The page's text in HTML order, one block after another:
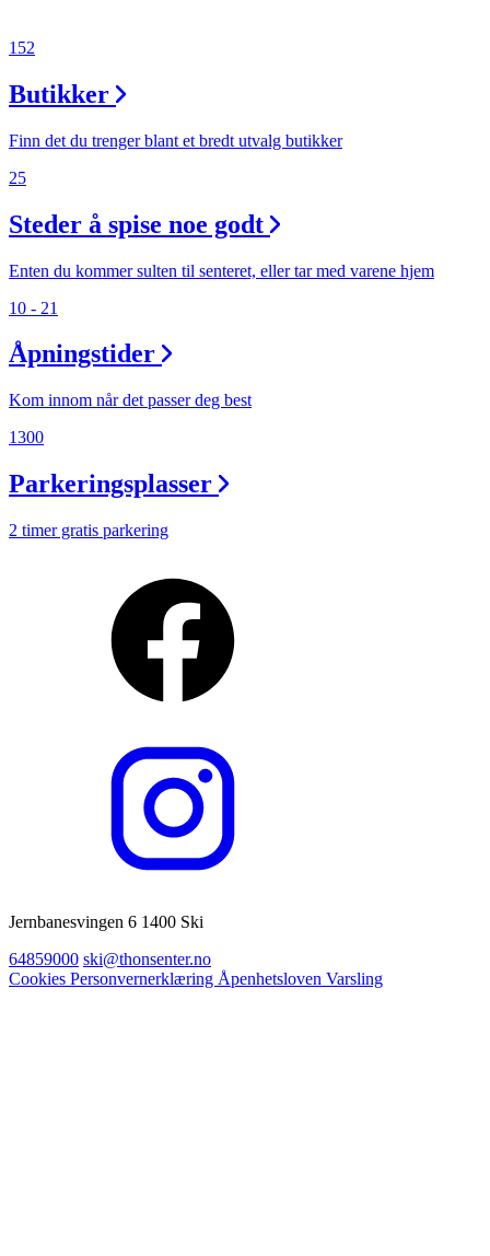
152
Butikker
Finn det du trenger blant et bredt utvalg butikker
25
Steder å spise noe godt
Enten du kommer sulten til senteret, eller tar med varene hjem
10 - 21
Åpningstider
Kom innom når det passer deg best
1300
Parkeringsplasser
2 timer gratis parkering
Jernbanesvingen 6 1400 Ski
64859000 ski@thonsenter.no
Cookies Personvernerklæring Åpenhetsloven Varsling